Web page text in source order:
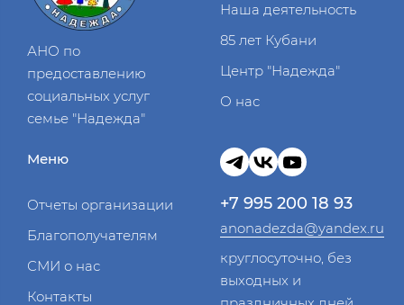
АНО по
предоставлению
социальных услуг
семье "Надежда"
Наша деятельность
85 лет Кубани
Центр "Надежда"
О нас
Меню
Отчеты организации
Благополучателям
СМИ о нас
Контакты
+7 995 200 18 93
anonadezda@yandex.ru
круглосуточно, без
выходных и